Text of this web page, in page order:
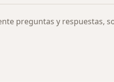
preguntas y respuestas,